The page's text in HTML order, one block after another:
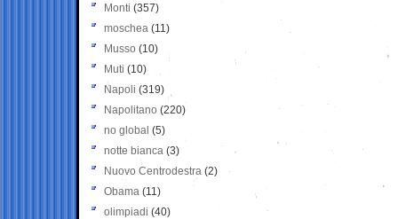
Monti (357)
moschea (11)
Musso (10)
Muti (10)
Napoli (319)
Napolitano (220)
no global (5)
notte bianca (3)
Nuovo Centrodestra (2)
Obama (11)
olimpiadi (40)